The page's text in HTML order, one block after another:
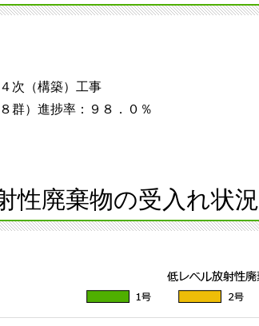
次（構築）工事
群）進捗率：９８．０％
性廃棄物の受入れ状況